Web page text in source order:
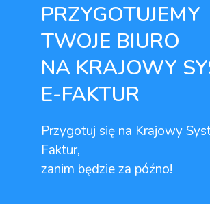
PRZYGOTUJEMY
TWOJE BIURO
NA KRAJOWY
E-FAKTUR
Przygotuj się na Krajowy
Faktur,
zanim będzie za późno!